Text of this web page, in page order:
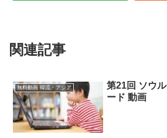
関連記事
無料動画 韓流・アジア
第21回 ソウ
ード 動画